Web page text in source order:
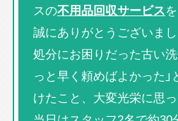
スの不用品回収サービス
誠にありがとうございまし
処分にお困りだった古い
っと早く頼めばよかった
けたこと、大変光栄に思っ